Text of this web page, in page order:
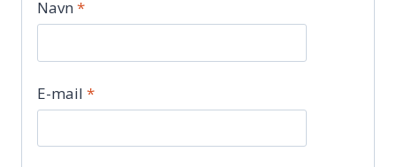
Navn *
E-mail *